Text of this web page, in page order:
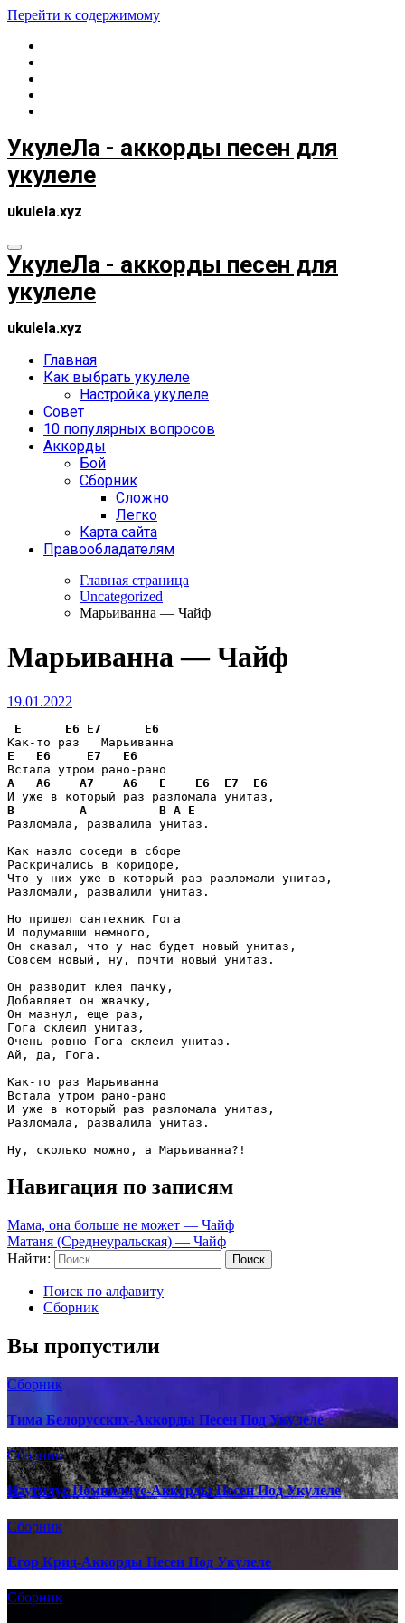
Перейти к содержимому
УкулеЛа - аккорды песен для
укулеле
ukulela.xyz
УкулеЛа - аккорды песен для
укулеле
ukulela.xyz
Главная
Как выбрать укулеле
Настройка укулеле
Совет
10 популярных вопросов
Аккорды
Бой
Сборник
Сложно
Легко
Карта сайта
Правообладателям
Главная страница
Uncategorized
Марьиванна — Чайф
Марьиванна — Чайф
19.01.2022
E E6 E7
E6
E
E6 E7
E6
A
A6 A7 A6 E E6 E7
E6
B
A B A E
Разломала, развалила унитаз.
Как назло соседи в сборе
Раскричались в коридоре,
Что у них уже в который раз разломали унитаз,
Разломали, развалили унитаз.
Но пришел сантехник Гога
И подумавши немного,
Он сказал, что у нас будет новый унитаз,
Совсем новый, ну, почти новый унитаз.
Он разводит клея пачку,
Добавляет он жвачку,
Он мазнул, еще раз,
Гога склеил унитаз,
Очень ровно Гога склеил унитаз.
Ай, да, Гога.
Как-то раз Марьиванна
Встала утром рано-рано
И уже в который раз разломала унитаз,
Разломала, развалила унитаз.
Ну, сколько можно, а Марьиванна?!
Навигация по записям
Мама, она больше не может — Чайф
Матаня (Среднеуральская) — Чайф
Найти:
Поиск по алфавиту
Сборник
Вы пропустили
Сборник
Тима Белорусских-Аккорды Песен Под Укулеле
Сборник
Наутилус Помпилиус-Аккорды Песен Под Укулеле
Сборник
Егор Крид-Аккорды Песен Под Укулеле
Сборник